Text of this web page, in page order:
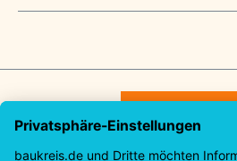
Service-Hotline